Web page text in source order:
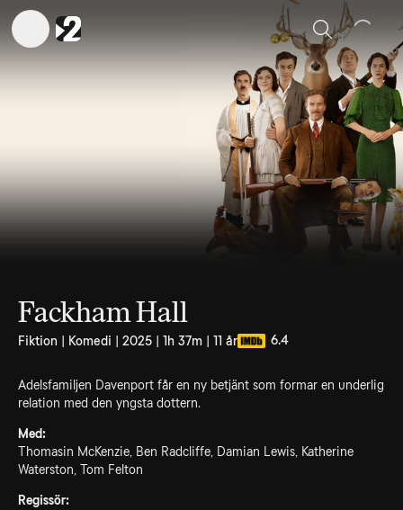
Sök
Fackham Hall
Fiktion | Komedi | 2025 | 1h 37m | 11 år 6.4
Adelsfamiljen Davenport får en ny betjänt som formar en underlig
relation med den yngsta dottern.
Med:
Thomasin McKenzie, Ben Radcliffe, Damian Lewis, Katherine
Waterston, Tom Felton
Regissör: